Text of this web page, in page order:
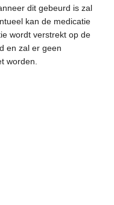
dit gebeurd is zal
kan de medicatie
wordt verstrekt op de
en zal er geen
worden.